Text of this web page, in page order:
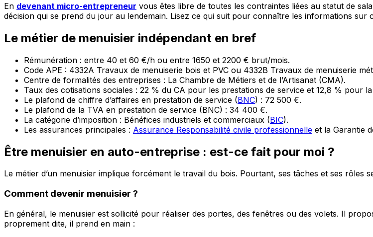
En devenant micro-entrepreneur vous êtes libre de toutes les contraintes liées au statut de
décision qui se prend du jour au lendemain. Lisez ce qui suit pour connaître les informations
Le métier de menuisier indépendant en bref
Rémunération : entre 40 et 60 €/h ou entre 1650 et 2200 € brut/mois.
Code APE : 4332A Travaux de menuiserie bois et PVC ou 4332B Travaux de menuiserie
Centre de formalités des entreprises : La Chambre de Métiers et de l’Artisanat (CMA).
Taux des cotisations sociales : 22 % du CA pour les prestations de service et 12,8 % pour
Le plafond de chiffre d’affaires en prestation de service (BNC) : 72 500 €.
Le plafond de la TVA en prestation de service (BNC) : 34 400 €.
La catégorie d’imposition : Bénéfices industriels et commerciaux (BIC).
Les assurances principales : Assurance Responsabilité civile professionnelle et la Garantie
Être menuisier en auto-entreprise : est-ce fait pour moi ?
Le métier d’un menuisier implique forcément le travail du bois. Pourtant, ses tâches et ses rôles
Comment devenir menuisier ?
En général, le menuisier est sollicité pour réaliser des portes, des fenêtres ou des volets. Il
proprement dite, il prend en main :